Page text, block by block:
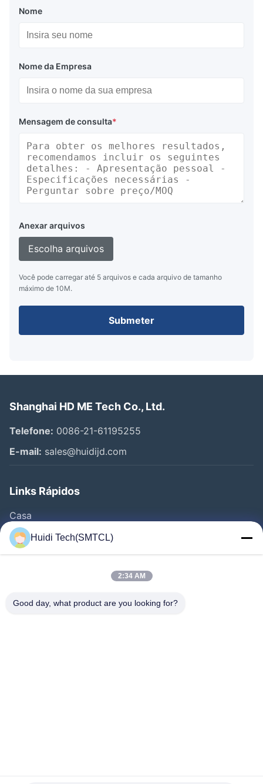
Nome
Nome da Empresa
Mensagem de consulta*
Anexar arquivos
Escolha arquivos
Você pode carregar até 5 arquivos e cada arquivo de tamanho
máximo de 10M.
Submeter
Shanghai HD ME Tech Co., Ltd.
Telefone: 0086-21-61195255
E-mail: sales@huidijd.com
Links Rápidos
Casa
Produtos
Vídeos
Fábrica
Huidi Tech(SMTCL)
2:34 AM
Good day, what product are you looking for?